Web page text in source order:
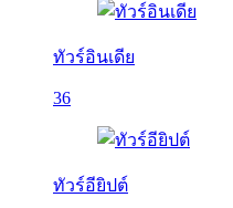
ทัวร์อินเดีย
36
ทัวร์อียิปต์